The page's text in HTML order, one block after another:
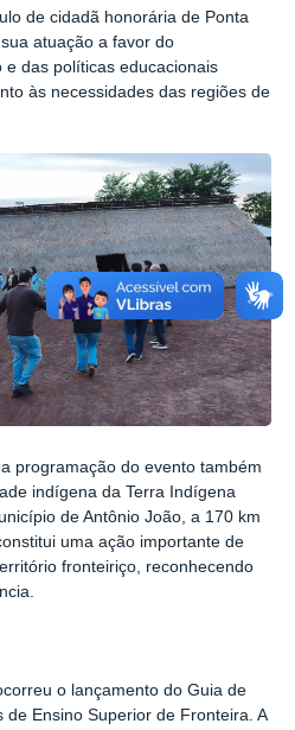
de cidadã honorária de Ponta
atuação a favor do
das políticas educacionais
às necessidades das regiões de
programação do evento também
indígena da Terra Indígena
de Antônio João, a 170 km
uma ação importante de
fronteiriço, reconhecendo
o lançamento do Guia de
de Ensino Superior de Fronteira. A